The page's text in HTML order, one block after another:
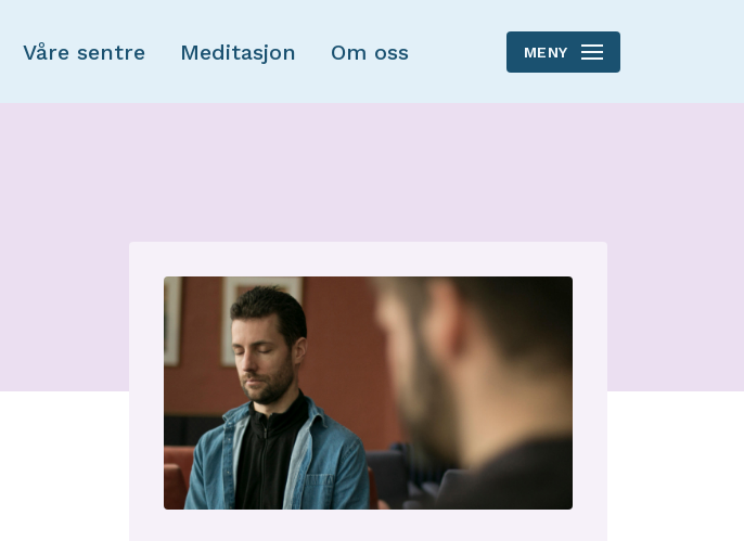
Skip to main content
Våre sentre Meditasjon Om oss MENY